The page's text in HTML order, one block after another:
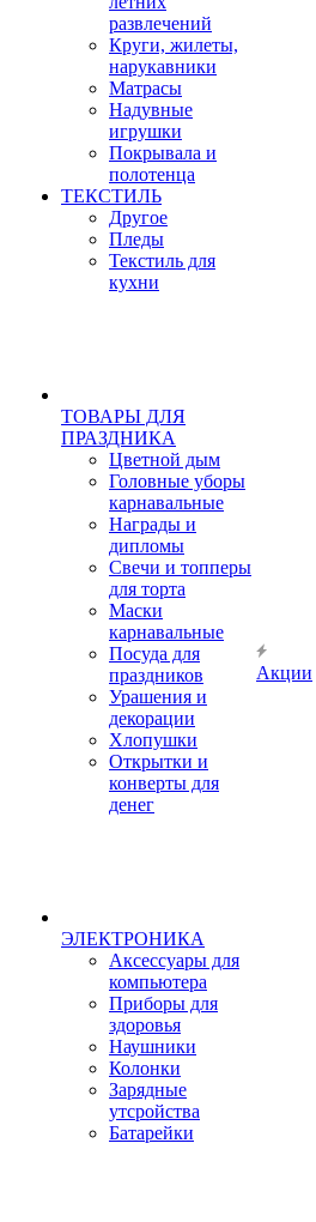
развлечений
Круги, жилеты,
нарукавники
Матрасы
Надувные
игрушки
Покрывала и
полотенца
ТЕКСТИЛЬ
Другое
Пледы
Текстиль для
кухни
ТОВАРЫ ДЛЯ
ПРАЗДНИКА
Цветной дым
Головные уборы
карнавальные
Награды и
дипломы
Свечи и топперы
для торта
Маски
карнавальные
Посуда для
праздников
Урашения и
декорации
Хлопушки
Открытки и
конверты для
денег
ЭЛЕКТРОНИКА
Аксессуары для
компьютера
Приборы для
здоровья
Наушники
Колонки
Зарядные
утсройства
Батарейки
Акции